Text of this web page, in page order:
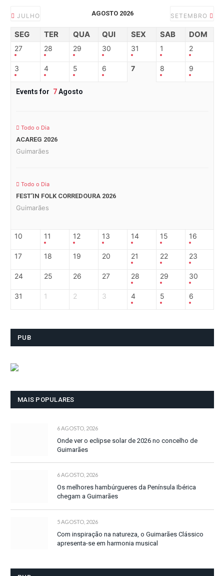
JULHO AGOSTO 2026 SETEMBRO
SEG TER QUA QUI SEX SAB DOM
27 28 29 30 31 1 2
3 4 5 6 7 8 9
Events for 7Agosto
Todo o Dia
ACAREG 2026
Guimarães
Todo o Dia
FEST’IN FOLK CORREDOURA 2026
Guimarães
10 11 12 13 14 15 16
17 18 19 20 21 22 23
24 25 26 27 28 29 30
31 1 2 3 4 5 6
PUB
MAIS POPULARES
6 AGOSTO, 2026
Onde ver o eclipse solar de 2026 no concelho de
Guimarães
6 AGOSTO, 2026
Os melhores hambúrgueres da Península Ibérica
chegam a Guimarães
5 AGOSTO, 2026
Com inspiração na natureza, o Guimarães Clássico
apresenta-se em harmonia musical